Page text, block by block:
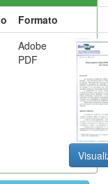
Formato
Adobe
PDF